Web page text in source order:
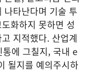
나타난다며 기술 투
화하지 못하면 성
지적했다. 산업계
에 그칠지, 국내 e
될지를 예의주시하